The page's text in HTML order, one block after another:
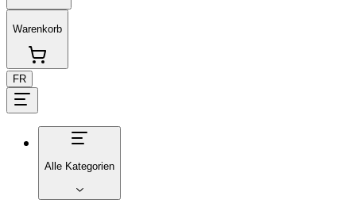
Warenkorb
FR
Alle Kategorien